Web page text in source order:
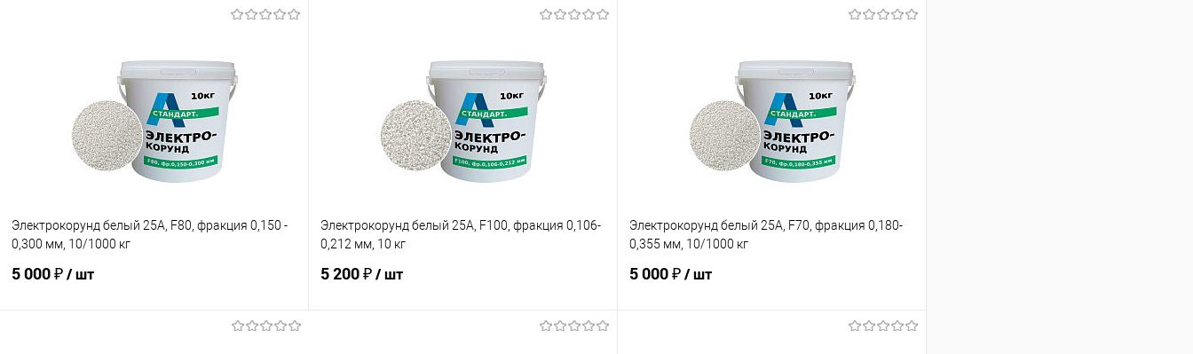
Электрокорунд белый 25А, F80, фракция 0,150 -
0,300 мм, 10/1000 кг
5 000 ₽/ шт
Электрокорунд белый 25А, F100, фракция 0,106-
0,212 мм, 10 кг
5 200 ₽/ шт
Электрокорунд белый 25А, F70, фракция 0,180-
0,355 мм, 10/1000 кг
5 000 ₽/ шт